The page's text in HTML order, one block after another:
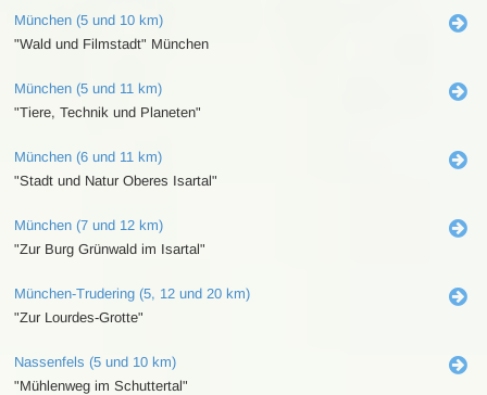
München (5 und 10 km)
"Wald und Filmstadt" München
München (5 und 11 km)
"Tiere, Technik und Planeten"
München (6 und 11 km)
"Stadt und Natur Oberes Isartal"
München (7 und 12 km)
"Zur Burg Grünwald im Isartal"
München-Trudering (5, 12 und 20 km)
"Zur Lourdes-Grotte"
Nassenfels (5 und 10 km)
"Mühlenweg im Schuttertal"